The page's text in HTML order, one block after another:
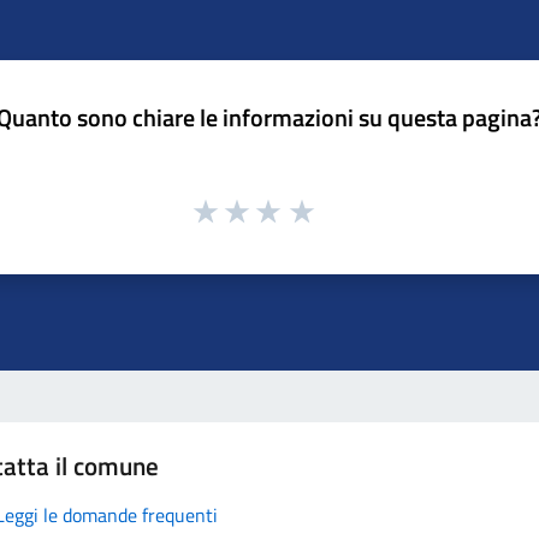
sono chiare le informazioni su questa
il comune
le domande frequenti